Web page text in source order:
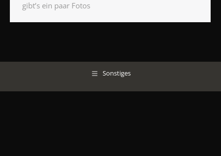
gibt’s ein paar Fotos
Sonstiges